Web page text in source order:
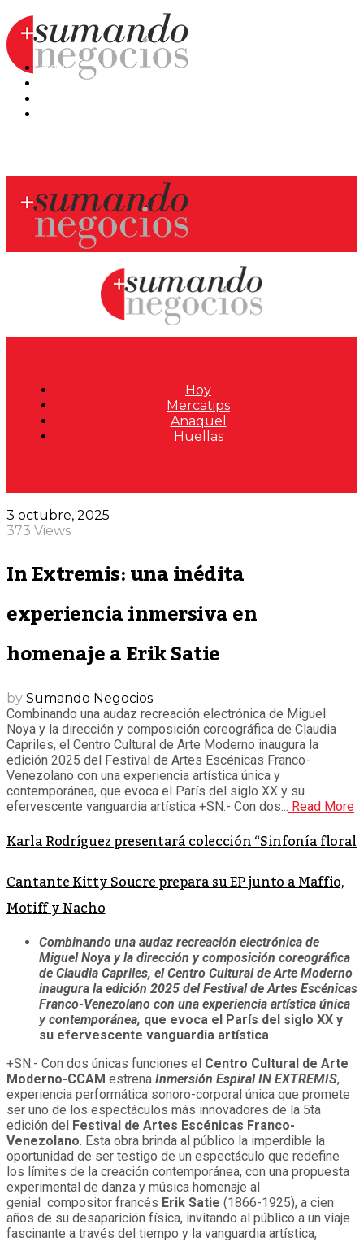
Hoy
Mercatips
Hoy
Mercatips
Anaquel
Huellas
3 octubre, 2025
373 Views
In Extremis: una inédita
experiencia inmersiva en
homenaje a Erik Satie
by Sumando Negocios
Combinando una audaz recreación electrónica de Miguel
Noya y la dirección y composición coreográfica de Claudia
Capriles, el Centro Cultural de Arte Moderno inaugura la
edición 2025 del Festival de Artes Escénicas Franco-
Venezolano con una experiencia artística única y
contemporánea, que evoca el París del siglo XX y su
efervescente vanguardia artística +SN.- Con dos... Read More
Karla Rodríguez presentará colección “Sinfonía floral
Cantante Kitty Soucre prepara su EP junto a Maffio,
Motiff y Nacho
Combinando una audaz recreación electrónica de
Miguel Noya y la dirección y composición coreográfica
de Claudia Capriles, el Centro Cultural de Arte Moderno
inaugura la edición 2025 del Festival de Artes Escénicas
Franco-Venezolano con una experiencia artística única
y contemporánea, que evoca el París del siglo XX y
su efervescente vanguardia artística
+SN.- Con dos únicas funciones el Centro Cultural de Arte
Moderno-CCAM estrena Inmersión Espiral IN EXTREMIS,
experiencia performática sonoro-corporal única que promete
ser uno de los espectáculos más innovadores de la 5ta
edición del Festival de Artes Escénicas Franco-
Venezolano. Esta obra brinda al público la imperdible la
oportunidad de ser testigo de un espectáculo que redefine
los límites de la creación contemporánea, con una propuesta
experimental de danza y música homenaje al
genial compositor francés Erik Satie (1866-1925), a cien
años de su desaparición física, invitando al público a un viaje
fascinante a través del tiempo y la vanguardia artística,